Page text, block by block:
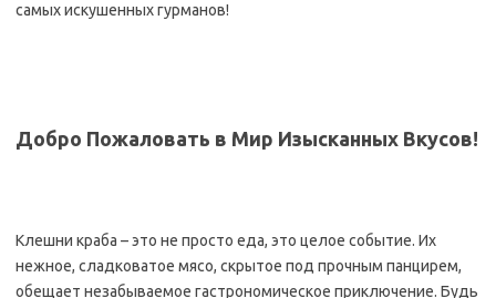
самых искушенных гурманов!
Добро Пожаловать в Мир Изысканных Вкусов!
Клешни краба – это не просто еда, это целое событие. Их
нежное, сладковатое мясо, скрытое под прочным панцирем,
обещает незабываемое гастрономическое приключение. Будь